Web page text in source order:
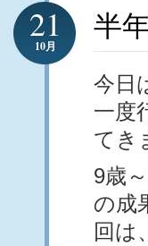
半
21
10月
今日
一度
てき
9歳
の成
回は